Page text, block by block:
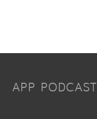
APP PODCAST